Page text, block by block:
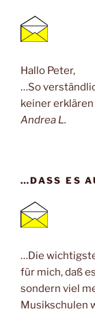
Hallo Peter,
…So
keiner
Andrea L.
…DASS ES
…Die
für mich, daß
sondern viel
Musikschulen